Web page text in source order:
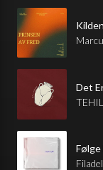
Det
Følge